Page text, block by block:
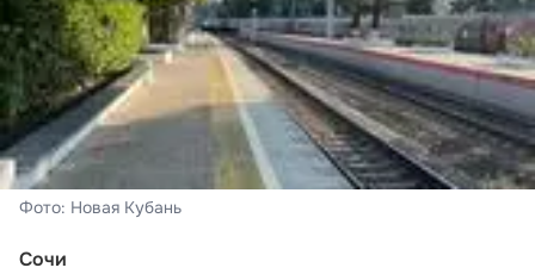
Фото: Новая Кубань
Сочи